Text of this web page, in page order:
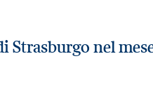
Strasburgo nel